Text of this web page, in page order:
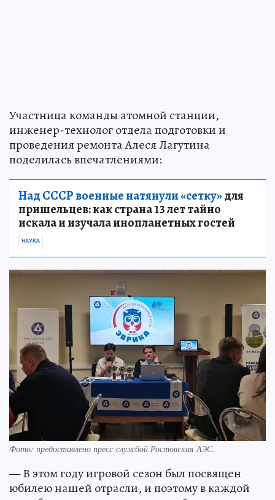
Участница команды атомной станции,
инженер-технолог отдела подготовки и
проведения ремонта Алеся Лагутина
поделилась впечатлениями:
Над СССР военные натянули «сетку»для
пришельцев: как страна 13 лет тайно
искала и изучала инопланетных гостей
НАУКА
Фото: предоставлено пресс-службой Ростовская АЭС.
— В этом году игровой сезон был посвящен
юбилею нашей отрасли, и поэтому в каждой